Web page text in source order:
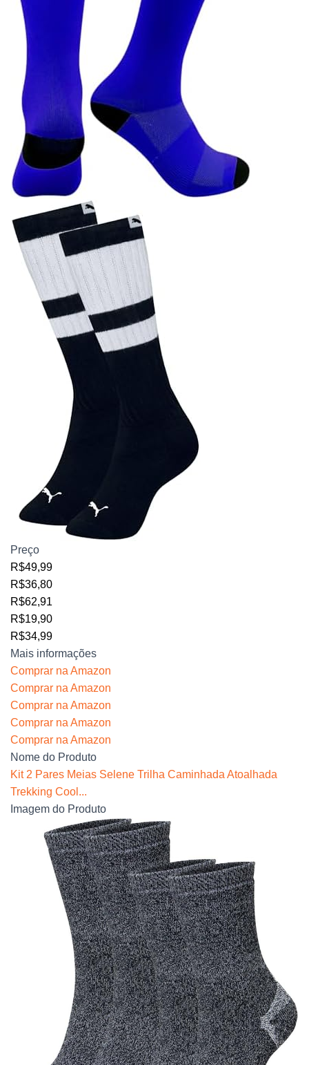
Preço
R$49,99
R$36,80
R$62,91
R$19,90
R$34,99
Mais informações
Comprar na Amazon
Comprar na Amazon
Comprar na Amazon
Comprar na Amazon
Comprar na Amazon
Nome do Produto
Kit 2 Pares Meias Selene Trilha Caminhada Atoalhada
Trekking Cool...
Imagem do Produto